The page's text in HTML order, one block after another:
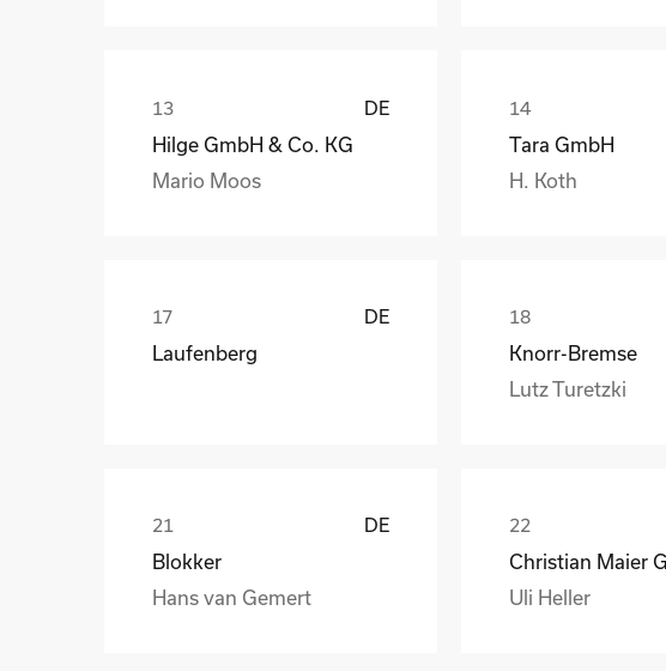
DE
Hilge GmbH & Co. KG
Mario Moos
Tara GmbH
H. Koth
DE
Laufenberg
Knorr-Bremse
Lutz Turetzki
DE
Blokker
Hans van Gemert
Uli Heller